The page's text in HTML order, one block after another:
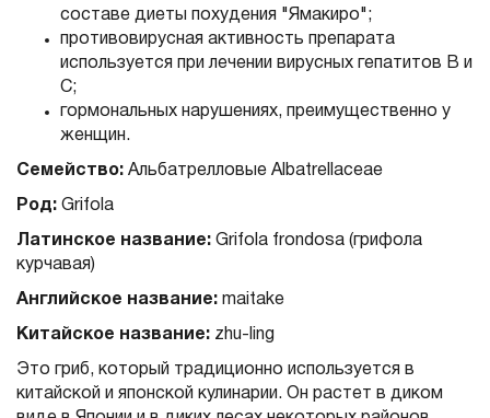
составе диеты похудения "Ямакиро";
противовирусная активность препарата
используется при лечении вирусных гепатитов В и
С;
гормональных нарушениях, преимущественно у
женщин.
Семейство: Альбатрелловые Albatrellaceae
Род: Grifola
Латинское название: Grifola frondosa (грифола
курчавая)
Английское название: maitake
Китайское название: zhu-ling
Это гриб, который традиционно используется в
китайской и японской кулинарии. Он растет в диком